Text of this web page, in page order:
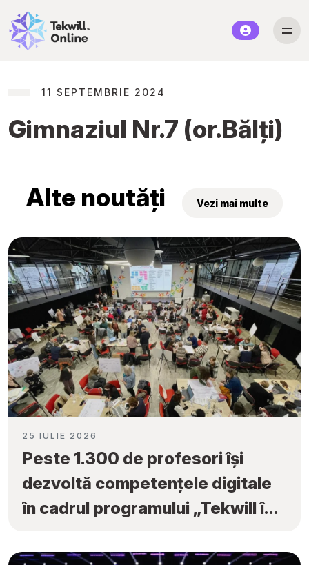
11 SEPTEMBRIE 2024
Gimnaziul Nr.7 (or.Bălți)
Alte noutăți Vezi mai multe
25 IULIE 2026
Peste 1.300 de profesori își
dezvoltă competențele digitale
în cadrul programului „Tekwill în